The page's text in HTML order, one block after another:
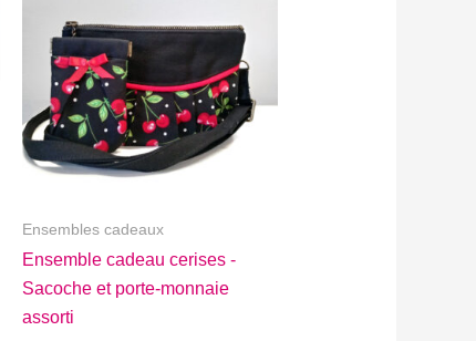
Ensembles cadeaux
Ensemble cadeau cerises -
Sacoche et porte-monnaie
assorti